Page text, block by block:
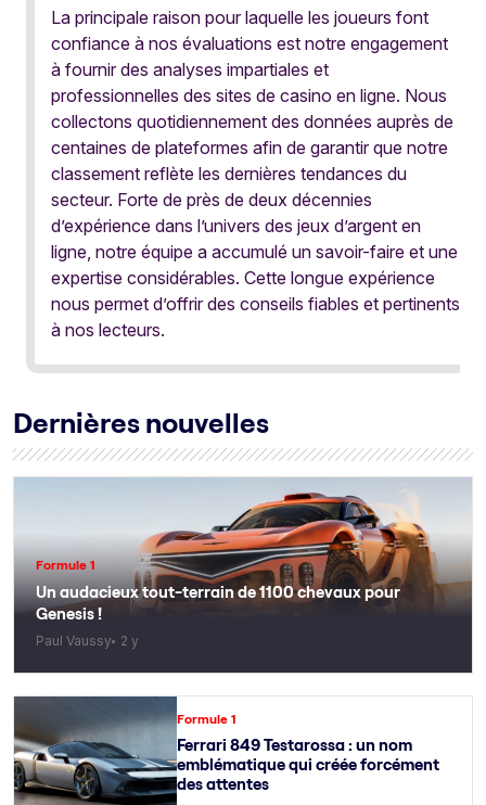
La principale raison pour laquelle les joueurs font
confiance à nos évaluations est notre engagement
à fournir des analyses impartiales et
professionnelles des sites de casino en ligne. Nous
collectons quotidiennement des données auprès de
centaines de plateformes afin de garantir que notre
classement reflète les dernières tendances du
secteur. Forte de près de deux décennies
d’expérience dans l’univers des jeux d’argent en
ligne, notre équipe a accumulé un savoir-faire et une
expertise considérables. Cette longue expérience
nous permet d’offrir des conseils fiables et pertinents
à nos lecteurs.
Dernières nouvelles
Formule 1
Un audacieux tout-terrain de 1100 chevaux pour
Genesis !
Paul Vaussy 2 y
Formule 1
Ferrari 849 Testarossa : un nom
emblématique qui créée forcément
des attentes